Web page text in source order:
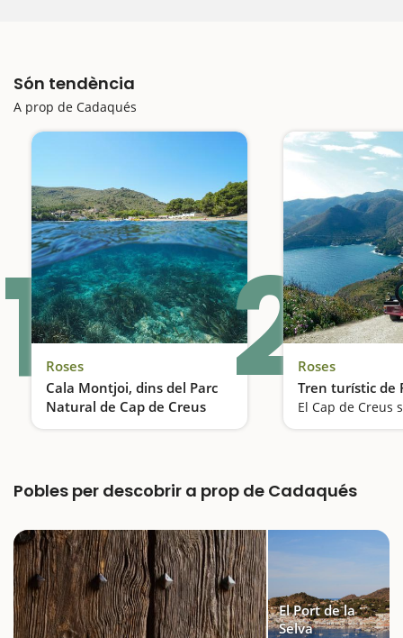
Són tendència
A prop de Cadaqués
1 Roses
Cala Montjoi, dins del Parc
Natural de Cap de Creus
Una cala dins del Parc Natural de Cap de Creus
2Roses
Tren turístic de
Pobles per descobrir a prop de Cadaqués
El Port de la
Selva